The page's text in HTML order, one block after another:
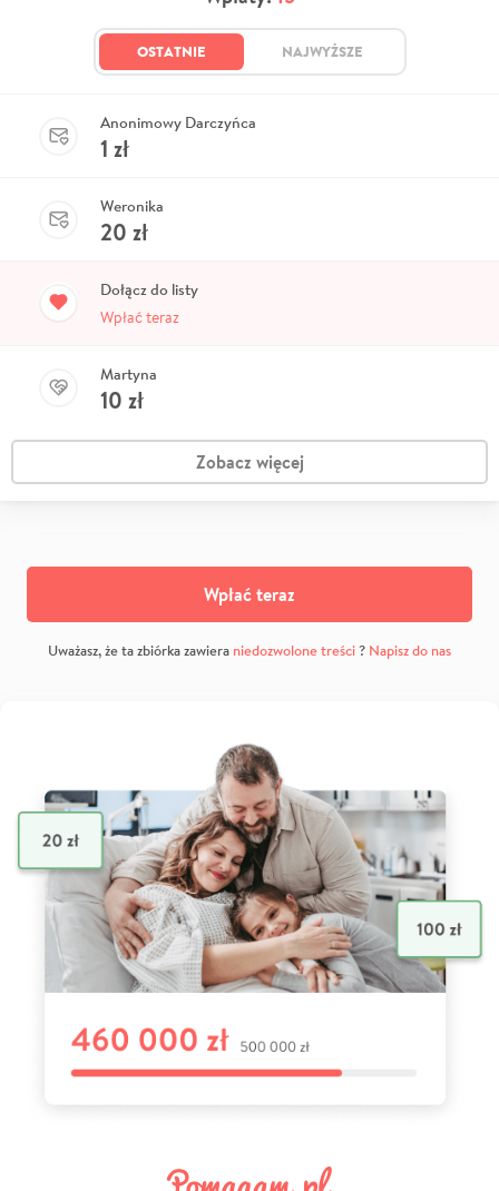
OSTATNIE NAJWYŻSZE
Anonimowy Darczyńca
1 zł
Weronika
20 zł
Dołącz do listy
Wpłać teraz
Martyna
10 zł
Zobacz więcej
Wpłać teraz
Uważasz, że ta zbiórka zawiera niedozwolone treści? Napisz do nas